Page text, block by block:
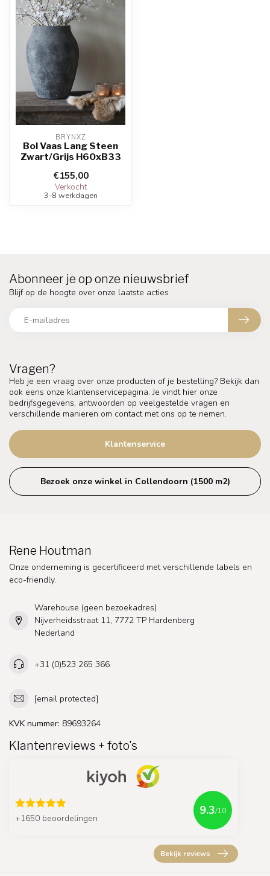
BRYNXZ
Bol Vaas Lang Steen
Zwart/Grijs H60xB33
€155,00
Verkocht
3-8 werkdagen
Vragen?
Heb je een vraag over onze producten of je bestelling? Bekijk dan
ook eens onze klantenservicepagina. Je vindt hier onze
bedrijfsgegevens, antwoorden op veelgestelde vragen en
verschillende manieren om contact met ons op te nemen.
Klantenservice
Bezoek onze winkel in Collendoorn (1500 m2)
Abonneer je op onze nieuwsbrief
Blijf op de hoogte over onze laatste acties
Rene Houtman
Onze onderneming is gecertificeerd met verschillende labels en
eco-friendly.
Warehouse (geen bezoekadres)
Nijverheidsstraat 11, 7772 TP Hardenberg
Nederland
+31 (0)523 265 366
[email protected]
KVK nummer: 89693264
Klantenreviews + foto's
+1650 beoordelingen
9.3/10
Bekijk reviews